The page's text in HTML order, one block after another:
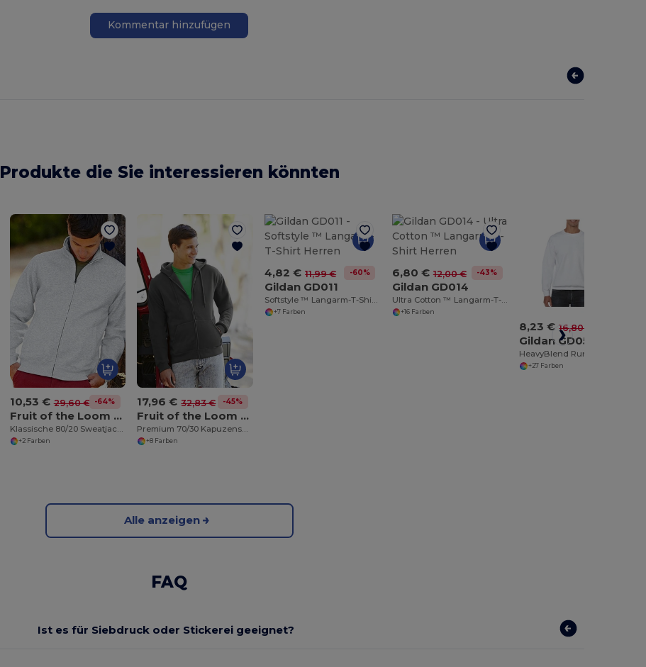
Kommentar hinzufügen
Produkte die Sie interessieren könnten
10,53 € 29,60 € -64%
Fruit of the Loom SS226
Klassische 80/20 Sweatjacke
+2 Farben
17,96 € 32,83 € -45%
Fruit of the Loom SS822
Premium 70/30 Kapuzensweatjacke
+8 Farben
4,82 € 11,99 € -60%
Gildan GD011
+7 Farben
6,80 € 12,00 € -43%
Gildan GD014
Ultra Cotton ™ Langarm-T-Shirt Herren
+16 Farben
8,23 € 16,80 €
Gildan GD056
+27 Farben
Alle anzeigen
FAQ
Ist es für Siebdruck oder Stickerei geeignet?